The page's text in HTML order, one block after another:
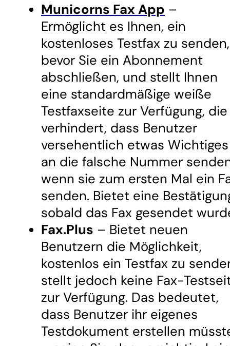
Municorns Fax App –
Ermöglicht es Ihnen, ein
kostenloses Testfax zu senden,
bevor Sie ein Abonnement
abschließen, und stellt Ihnen
eine standardmäßige weiße
Testfaxseite zur Verfügung, die
verhindert, dass Benutzer
versehentlich etwas Wichtiges
an die falsche Nummer
wenn sie zum ersten Mal ein
senden. Bietet eine
sobald das Fax gesendet
Fax.Plus – Bietet neuen
Benutzern die Möglichkeit,
kostenlos ein Testfax zu
stellt jedoch keine Fax-
zur Verfügung. Das bedeutet,
dass Benutzer ihr eigenes
Testdokument erstellen